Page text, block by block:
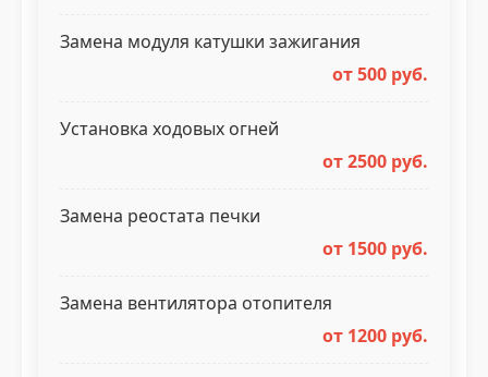
Замена модуля катушки зажигания
от 500 руб.
Установка ходовых огней
от 2500 руб.
Замена реостата печки
от 1500 руб.
Замена вентилятора отопителя
от 1200 руб.